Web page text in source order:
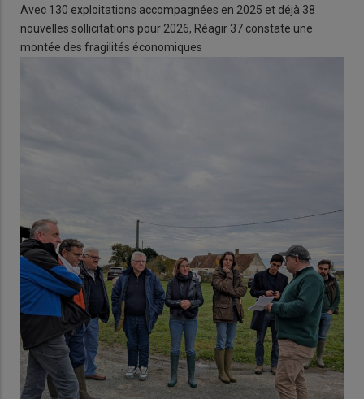
Avec 130 exploitations accompagnées en 2025 et déjà 38
nouvelles sollicitations pour 2026, Réagir 37 constate une
montée des fragilités économiques